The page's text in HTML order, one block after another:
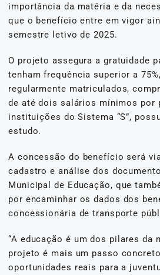
importância da matéria e da
que o benefício entre em vigor
semestre letivo de 2025.
O projeto assegura a gratuidade
tenham frequência superior a
regularmente matriculados,
de até dois salários mínimos por
instituições do Sistema “S”,
estudo.
A concessão do benefício será
cadastro e análise dos
Municipal de Educação, que
por encaminhar os dados dos
concessionária de transporte
“A educação é um dos pilares da
projeto é mais um passo
oportunidades reais para a